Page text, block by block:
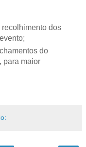
dos
do
para maior